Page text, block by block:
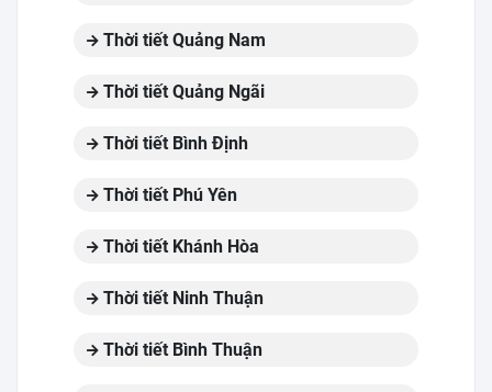
Thời tiết Quảng Nam
Thời tiết Quảng Ngãi
Thời tiết Bình Định
Thời tiết Phú Yên
Thời tiết Khánh Hòa
Thời tiết Ninh Thuận
Thời tiết Bình Thuận